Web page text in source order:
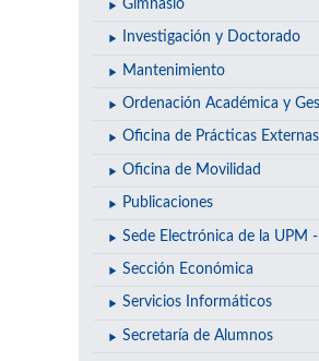
Gimnasio
Investigación y Doctorado
Mantenimiento
Ordenación Académica y
Oficina de Prácticas Externas
Oficina de Movilidad
Publicaciones
Sede Electrónica de la UPM
Sección Económica
Servicios Informáticos
Secretaría de Alumnos